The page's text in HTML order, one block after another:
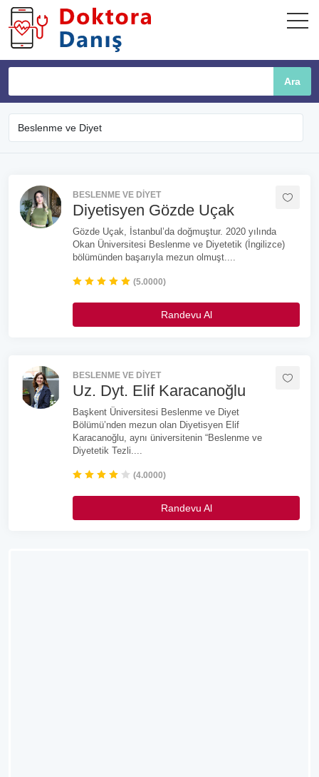
BESLENME VE DIYET
Diyetisyen Gözde Uçak
Gözde Uçak, İstanbul’da doğmuştur. 2020 yılında
Okan Üniversitesi Beslenme ve Diyetetik (İngilizce)
bölümünden başarıyla mezun olmuşt....
(5.0000)
Randevu Al
BESLENME VE DIYET
Uz. Dyt. Elif Karacanoğlu
Başkent Üniversitesi Beslenme ve Diyet
Bölümü’nden mezun olan Diyetisyen Elif
Karacanoğlu, aynı üniversitenin “Beslenme ve
Diyetetik Tezli....
(4.0000)
Randevu Al